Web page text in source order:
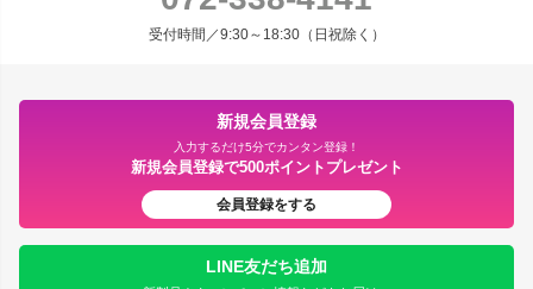
受付時間／9:30～18:30（日祝除く）
新規会員登録
入力するだけ5分でカンタン登録！
新規会員登録で500ポイントプレゼント
会員登録をする
LINE友だち追加